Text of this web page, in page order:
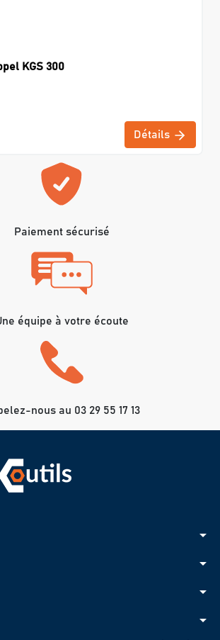
KGS 300
Détails
Paiement sécurisé
équipe à votre écoute
nous au 03 29 55 17 13
arrow_drop_down
arrow_drop_down
arrow_drop_down
arrow_drop_down